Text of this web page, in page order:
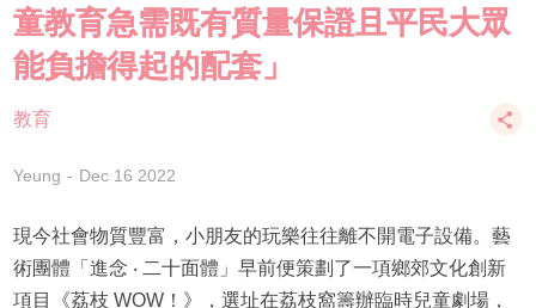
童教育急需既有質量保證且平民大眾
能負擔得起的配套」
教育
Yeung Dec 16 2022
現今社會物質豐富，小朋友的玩樂往往離不開電子設備。藝
術團體「進念 ‧ 二十面體」早前便策劃了一項鄉郊文化創新
項目《荔枝 WOW！》，選址在荔枝窩籌辦臨時兒童劇場，